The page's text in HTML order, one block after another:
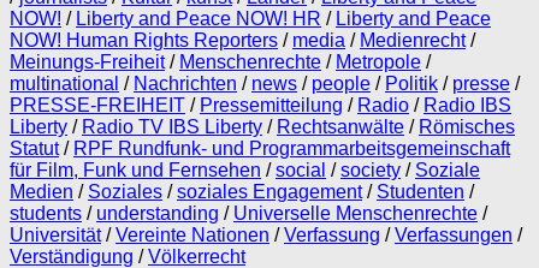
NOW! / Liberty and Peace NOW! HR / Liberty and Peace
NOW! Human Rights Reporters / media / Medienrecht/
Meinungs-Freiheit/ Menschenrechte / Metropole /
multinational / Nachrichten / news / people / Politik / presse /
PRESSE-FREIHEIT / Pressemitteilung / Radio / Radio IBS
Liberty / Radio TV IBS Liberty / Rechtsanwälte / Römisches
Statut/ RPF Rundfunk- und Programmarbeitsgemeinschaft
für Film, Funk und Fernsehen /social /society / Soziale
Medien / Soziales /soziales Engagement/ Studenten /
students / understanding / Universelle Menschenrechte /
Universität/Vereinte Nationen /Verfassung /Verfassungen /
Verständigung /Völkerrecht